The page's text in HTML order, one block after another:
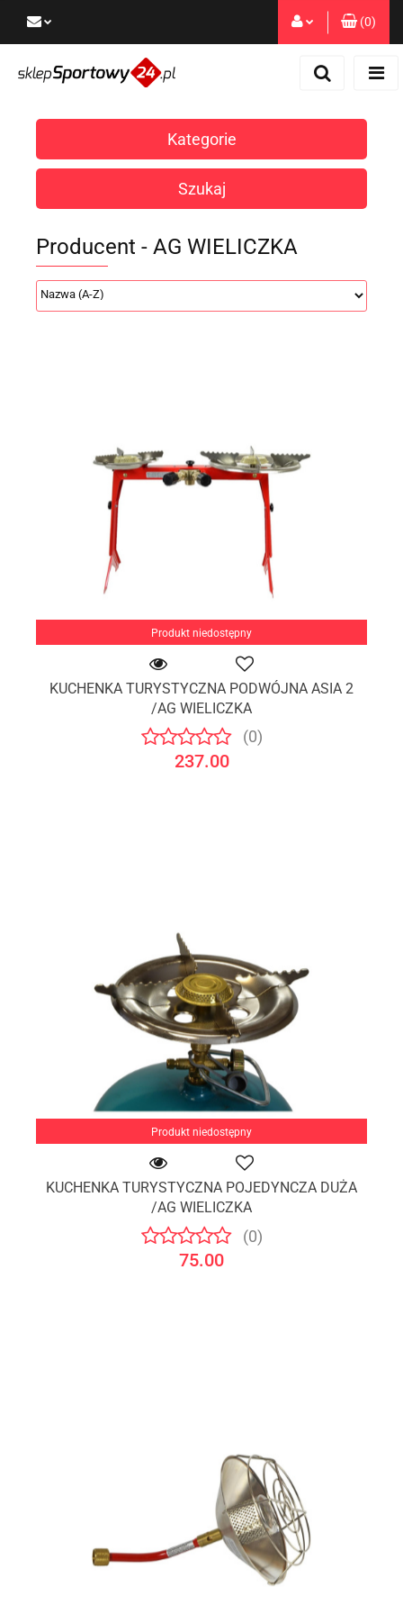
Dodaj zgłoszenie
Zgody cookies
(0)
Kategorie
Szukaj
Producent - AG WIELICZKA
Produkt niedostępny
KUCHENKA TURYSTYCZNA PODWÓJNA ASIA 2
/AG WIELICZKA
(0)
237.00
Produkt niedostępny
KUCHENKA TURYSTYCZNA POJEDYNCZA DUŻA
/AG WIELICZKA
(0)
75.00